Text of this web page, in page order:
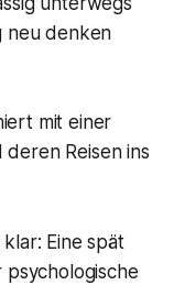
neu denken
mit einer
Reisen ins
Eine spät